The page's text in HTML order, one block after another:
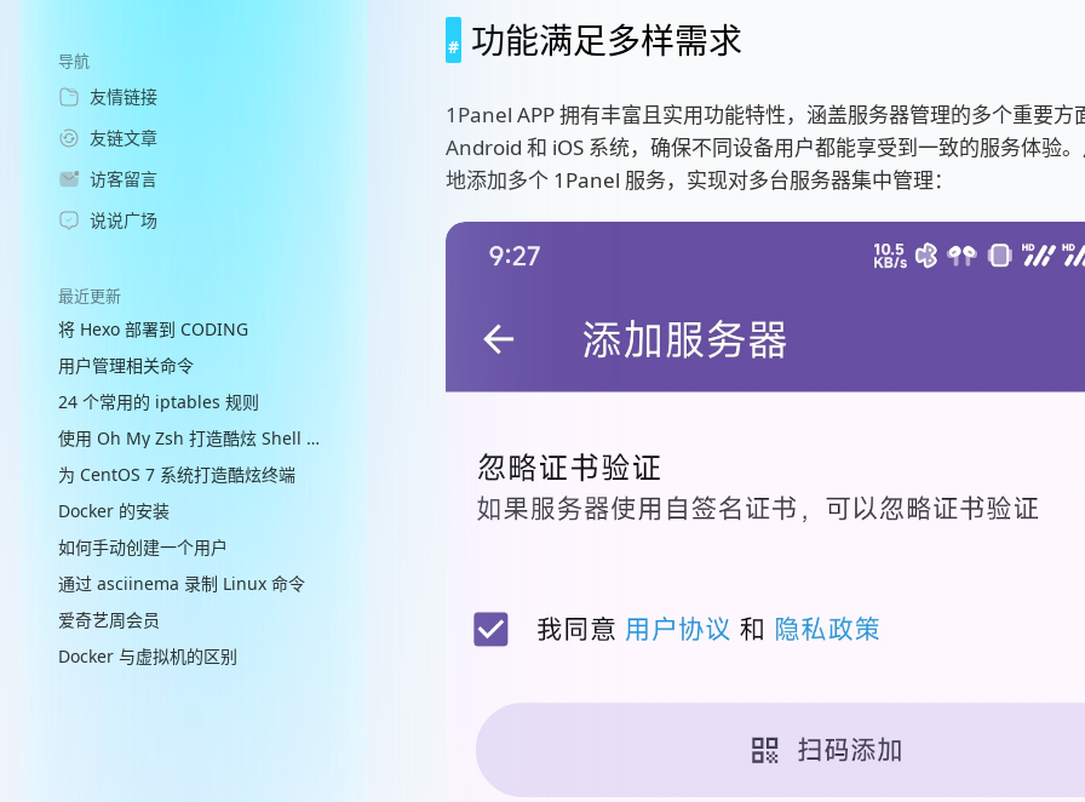
导航
友情链接
友链文章
访客留言
说说广场
最近更新
将 Hexo 部署到 CODING
用户管理相关命令
24 个常用的 iptables 规则
使用 Oh My Zsh 打造酷炫 Shell 终端
为 CentOS 7 系统打造酷炫终端
Docker 的安装
如何手动创建一个用户
通过 asciinema 录制 Linux 命令
爱奇艺周会员
Docker 与虚拟机的区别
功能满足多样需求
1Panel APP 拥有丰富且实用功能特性，涵盖服务器管理的多个重要方
Android 和 iOS 系统，确保不同设备用户都能享受到一致的服务体验
地添加多个 1Panel 服务，实现对多台服务器集中管理：